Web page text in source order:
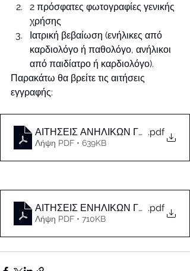
2 πρόσφατες φωτογραφίες γενικής
χρήσης
Ιατρική βεβαίωση (ενήλικες από
καρδιολόγο ή παθολόγο, ανήλικοι
από παιδίατρο ή καρδιολόγο).
Παρακάτω θα βρείτε τις αιτήσεις
εγγραφής:
ΑΙΤΗΣΕΙΣ ΑΝΗΛΙΚΩΝ .pdf
Λήψη PDF • 639KB
ΑΙΤΗΣΕΙΣ ΕΝΗΛΙΚΩΝ .pdf
Λήψη PDF • 710KB